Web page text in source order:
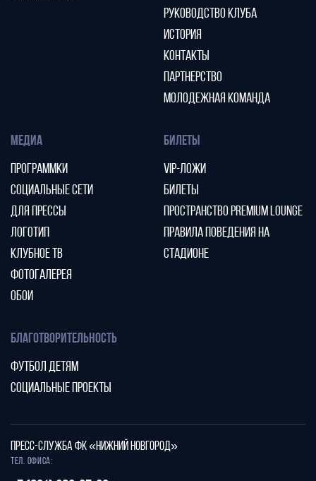
РУКОВОДСТВО КЛУБА
ИСТОРИЯ
КОНТАКТЫ
ПАРТНЕРСТВО
МОЛОДЕЖНАЯ КОМАНДА
МЕДИА
ПРОГРАММКИ
СОЦИАЛЬНЫЕ СЕТИ
ДЛЯ ПРЕССЫ
ЛОГОТИП
КЛУБНОЕ ТВ
ФОТОГАЛЕРЕЯ
ОБОИ
БИЛЕТЫ
VIP-ЛОЖИ
БИЛЕТЫ
ПРОСТРАНСТВО PREMIUM LOUNGE
ПРАВИЛА ПОВЕДЕНИЯ НА
СТАДИОНЕ
БЛАГОТВОРИТЕЛЬНОСТЬ
ФУТБОЛ ДЕТЯМ
СОЦИАЛЬНЫЕ ПРОЕКТЫ
ПРЕСС-СЛУЖБА ФК «НИЖНИЙ НОВГОРОД»
Тел. офиса: